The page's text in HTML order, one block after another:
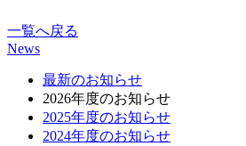
一覧へ戻る
News
最新のお知らせ
2026年度のお知らせ
2025年度のお知らせ
2024年度のお知らせ